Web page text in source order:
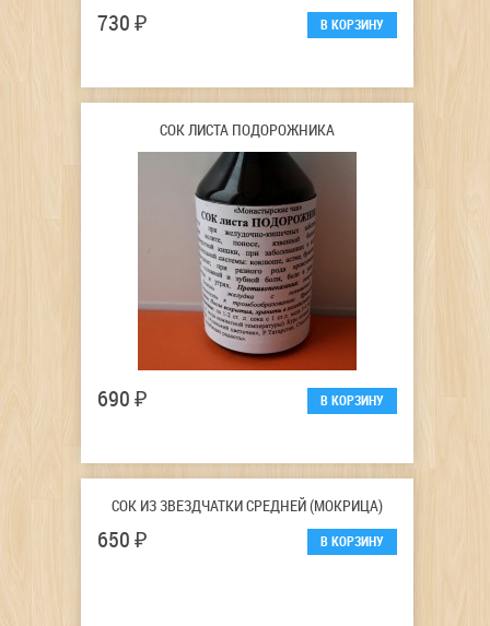
730 ₽
СОК ЛИСТА ПОДОРОЖНИКА
690 ₽
СОК ИЗ ЗВЕЗДЧАТКИ СРЕДНЕЙ (МОКРИЦА)
650 ₽